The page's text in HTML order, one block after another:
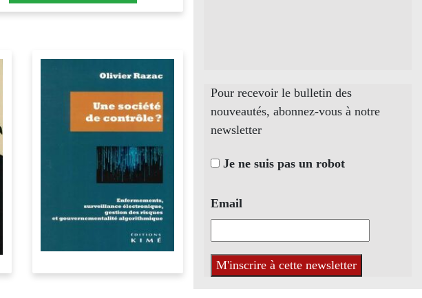
Pour recevoir le bulletin des
nouveautés, abonnez-vous à notre
newsletter
Je ne suis pas un robot
Email